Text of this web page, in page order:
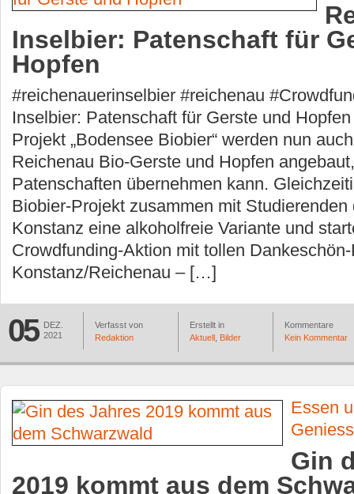
Inselbier: Patenschaft für
Hopfen
#reichenauerinselbier #reichenau
Inselbier: Patenschaft für Gerste und
Projekt „Bodensee Biobier“ werden nun
Reichenau Bio-Gerste und Hopfen
Patenschaften übernehmen kann.
Biobier-Projekt zusammen mit Studierenden
Konstanz eine alkoholfreie Variante und
Crowdfunding-Aktion mit tollen
Konstanz/Reichenau – […]
05
DEZ.
2021
Verfasst von
Redaktion
Erstellt in
Aktuell Bilder
Kommentare
Kein Kommentar
Essen
Gin
2019 kommt aus dem